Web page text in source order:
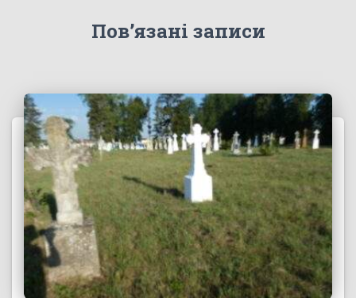
Пов’язані записи